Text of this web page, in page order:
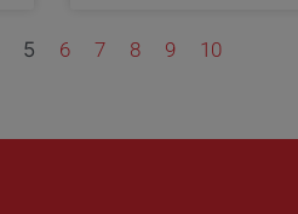
5 6 7 8 9 10